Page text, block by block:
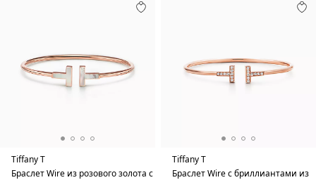
Tiffany T
Браслет Wire из розового золота с
Tiffany T
Браслет Wire с бриллиантами из